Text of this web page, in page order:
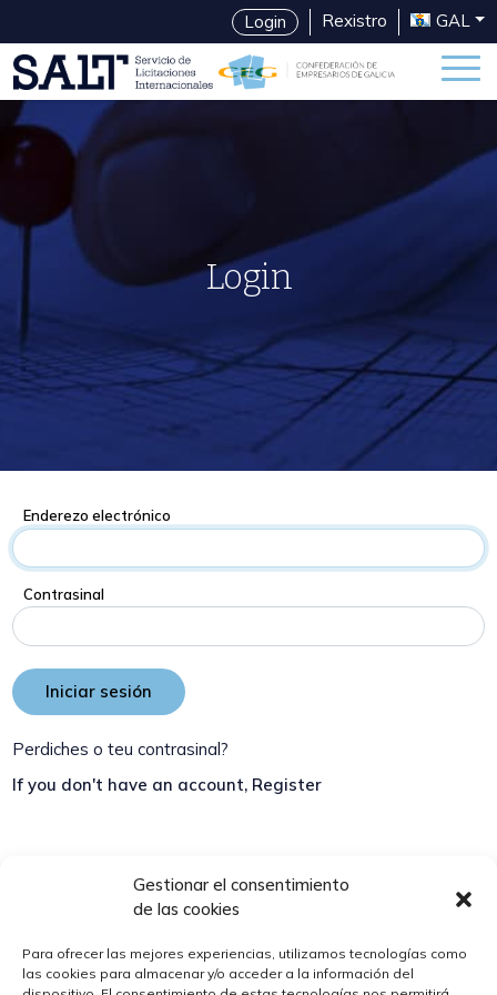
Gestionar el consentimiento
de las cookies
Para ofrecer las mejores experiencias, utilizamos tecnologías como
las cookies para almacenar y/o acceder a la información del
Login Rexistro GAL
Login
Enderezo electrónico
Contrasinal
Iniciar sesión
If you don't have an account, Register
Perdiches o teu contrasinal?